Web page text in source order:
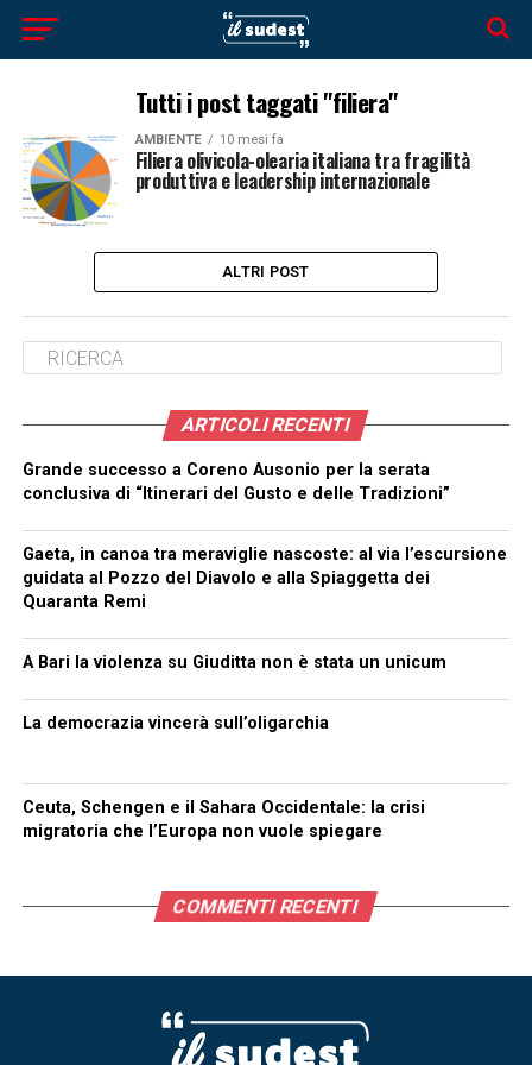
Tutti i post taggati "filiera"
AMBIENTE 10 mesi fa
Filiera olivicola-olearia italiana tra fragilità
produttiva e leadership internazionale
ALTRI POST
ARTICOLI RECENTI
Grande successo a Coreno Ausonio per la serata
conclusiva di “Itinerari del Gusto e delle Tradizioni”
Gaeta, in canoa tra meraviglie nascoste: al via l’escursione
guidata al Pozzo del Diavolo e alla Spiaggetta dei
Quaranta Remi
A Bari la violenza su Giuditta non è stata un unicum
La democrazia vincerà sull’oligarchia
Ceuta, Schengen e il Sahara Occidentale: la crisi
migratoria che l’Europa non vuole spiegare
COMMENTI RECENTI